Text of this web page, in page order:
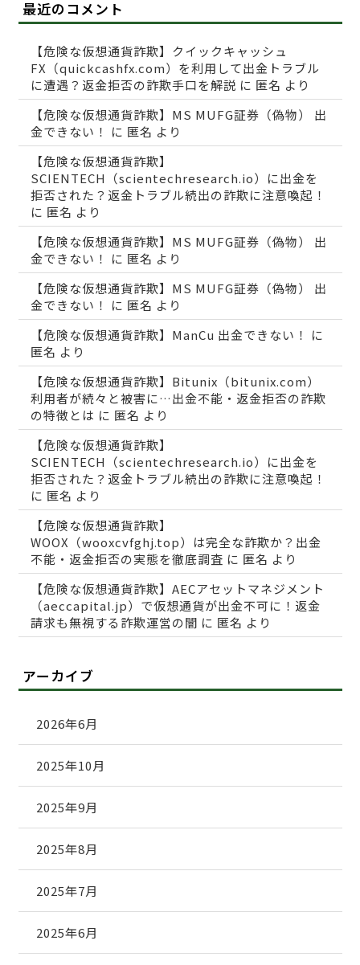
最近のコメント
【危険な仮想通貨詐欺】クイックキャッシュ
FX（quickcashfx.com）を利用して出金トラブル
に遭遇？返金拒否の詐欺手口を解説 に 匿名 より
【危険な仮想通貨詐欺】MS MUFG証券（偽物） 出
金できない！
に 匿名 より
【危険な仮想通貨詐欺】
SCIENTECH（scientechresearch.io）に出金を
拒否された？返金トラブル続出の詐欺に注意喚起！
に 匿名 より
【危険な仮想通貨詐欺】MS MUFG証券（偽物） 出
金できない！
に 匿名 より
【危険な仮想通貨詐欺】MS MUFG証券（偽物） 出
金できない！
に 匿名 より
【危険な仮想通貨詐欺】ManCu 出金できない！
に
匿名 より
【危険な仮想通貨詐欺】Bitunix（bitunix.com）
利用者が続々と被害に…出金不能・返金拒否の詐欺
の特徴とは に 匿名 より
【危険な仮想通貨詐欺】
SCIENTECH（scientechresearch.io）に出金を
拒否された？返金トラブル続出の詐欺に注意喚起！
に 匿名 より
【危険な仮想通貨詐欺】
WOOX（wooxcvfghj.top）は完全な詐欺か？出金
不能・返金拒否の実態を徹底調査 に 匿名 より
【危険な仮想通貨詐欺】AECアセットマネジメント
（aeccapital.jp）で仮想通貨が出金不可に！返金
請求も無視する詐欺運営の闇 に 匿名 より
アーカイブ
2026年6月
2025年10月
2025年9月
2025年8月
2025年7月
2025年6月